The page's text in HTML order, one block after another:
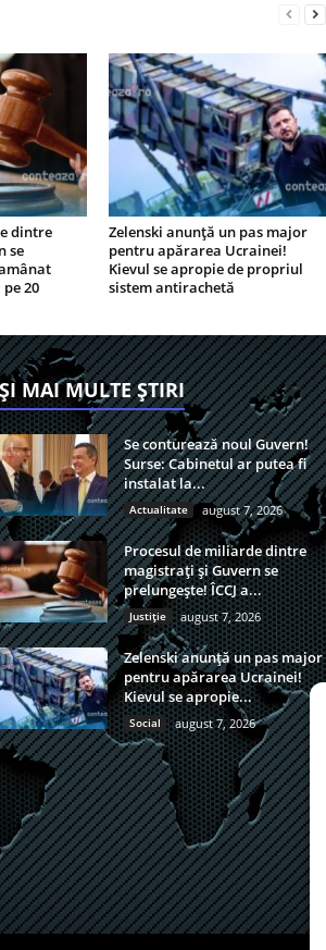
dintre
se
20
Zelenski anunță un pas major
pentru apărarea Ucrainei!
Kievul se apropie de propriul
sistem antirachetă
ȘI MAI MULTE ȘTIRI
Se conturează noul Guvern!
Surse: Cabinetul ar putea fi
instalat la...
Actualitate august 7, 2026
Procesul de miliarde dintre
magistrați și Guvern se
prelungește! ÎCCJ a...
Justiție august 7, 2026
Zelenski anunță un pas major
pentru apărarea Ucrainei!
Kievul se apropie...
Social august 7, 2026